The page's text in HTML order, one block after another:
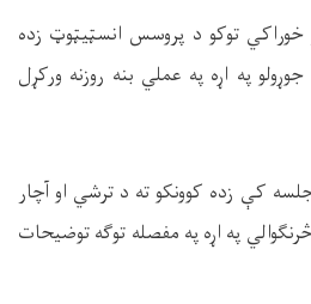
خوراکي توکو د پروسس انسټیټوټ زده
په اړه په عملي بنه روزنه ورکړل
کې زده کوونکو ته د ترشي او آچار
په اړه په مفصله توګه توضیحات